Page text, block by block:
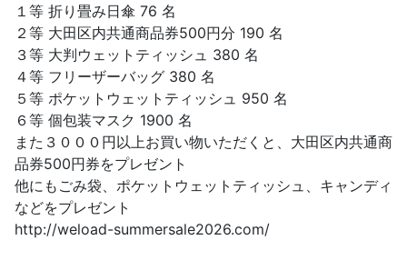
１等 折り畳み日傘 76 名
２等 大田区内共通商品券500円分 190 名
３等 大判ウェットティッシュ 380 名
４等 フリーザーバッグ 380 名
５等 ポケットウェットティッシュ 950 名
６等 個包装マスク 1900 名
また３０００円以上お買い物いただくと、大田区内共通商
品券500円券をプレゼント
他にもごみ袋、ポケットウェットティッシュ、キャンディ
などをプレゼント
http://weload-summersale2026.com/